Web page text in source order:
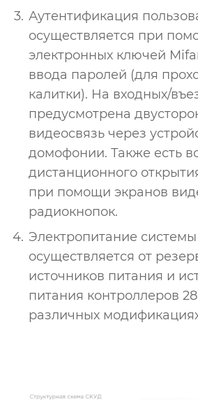
Аутентификация
осуществляется при
электронных ключей
ввода паролей (для
калитки). На входных/
предусмотрена
видеосвязь через
домофонии. Также есть
дистанционного
при помощи экранов
радиокнопок.
Электропитание системы
осуществляется от
источников питания и
питания контроллеров
различных